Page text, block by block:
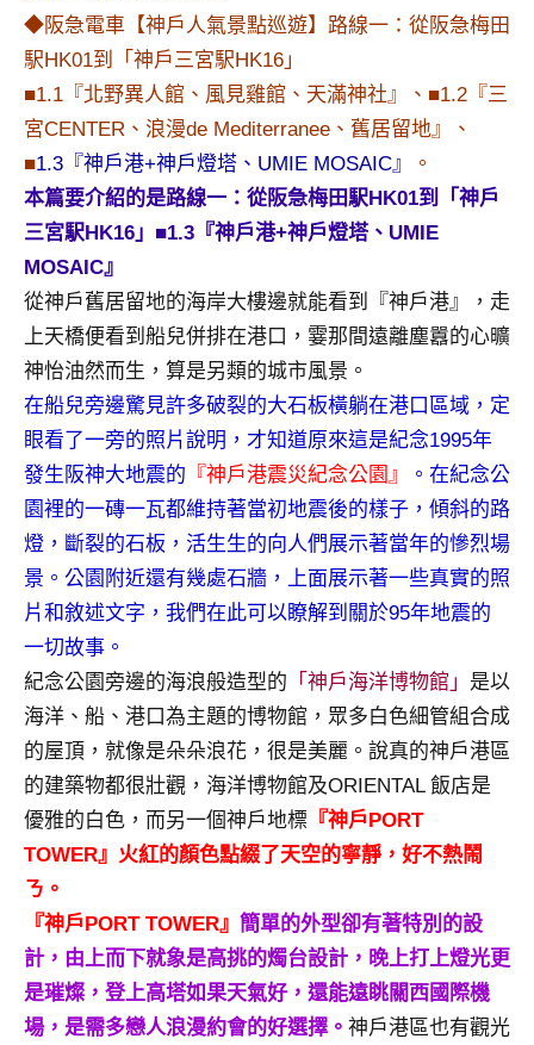
主
持、
吳
窟
泰
國
旅
遊
作
者、
各
發
表
及
活
動
主
持、
學
企
業
講
座、
部
落
客
及
旅
遊
雜
誌
專
◆阪急電車【神戶人氣景點巡遊】路線一：從阪急梅田
駅HK01到「神戶三宮駅HK16」
■1.1『北野異人館、風見雞館、天滿神社』、■1.2『三
宮CENTER、浪漫de Mediterranee、舊居留地』、
■1.3『神戶港+神戶燈塔、UMIE MOSAIC』
。
本篇要介紹的是路線一：從阪急梅田駅HK01到「神戶
三宮駅HK16」■1.3『神戶港+神戶燈塔、UMIE
MOSAIC』
從神戶舊居留地的海岸大樓邊就能看到『神戶港』，走
上天橋便看到船兒併排在港口，霎那間遠離塵囂的心曠
神怡油然而生，算是另類的城市風景。
在船兒旁邊驚見許多破裂的大石板橫躺在港口區域，定
眼看了一旁的照片說明，才知道原來這是紀念1995年
發生阪神大地震的 『神戶港震災紀念公園』
。在紀念公
園裡的一磚一瓦都維持著當初地震後的樣子，傾斜的路
燈，斷裂的石板，活生生的向人們展示著當年的慘烈場
景。公園附近還有幾處石牆，上面展示著一些真實的照
片和敘述文字，我們在此可以瞭解到關於95年地震的
一切故事。
紀念公園旁邊的海浪般造型的 「神戶海洋博物館」 是以
海洋、船、港口為主題的博物館，眾多白色細管組合成
的屋頂，就像是朵朵浪花，很是美麗。說真的神戶港區
的建築物都很壯觀，海洋博物館及ORIENTAL 飯店是
優雅的白色，而另一個神戶地標 『神戶PORT
TOWER』火紅的顏色點綴了天空的寧靜，好不熱鬧
ㄋ。
『神戶PORT TOWER』 簡單的外型卻有著特別的設
計，由上而下就象是高挑的燭台設計，晚上打上燈光更
是璀燦，登上高塔如果天氣好，還能遠眺關西國際機
場，是需多戀人浪漫約會的好選擇。 神戶港區也有觀光